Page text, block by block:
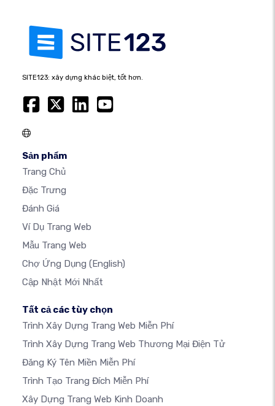
SITE123: xây dựng khác biệt, tốt hơn.
Sản phẩm
Trang Chủ
Đặc Trưng
Đánh Giá
Ví Dụ Trang Web
Mẫu Trang Web
Chợ Ứng Dụng (English)
Cập Nhật Mới Nhất
Tất cả các tùy chọn
Trình Xây Dựng Trang Web Miễn Phí
Trình Xây Dựng Trang Web Thương Mại Điện Tử
Đăng Ký Tên Miền Miễn Phí
Trình Tạo Trang Đích Miễn Phí
Xây Dựng Trang Web Kinh Doanh